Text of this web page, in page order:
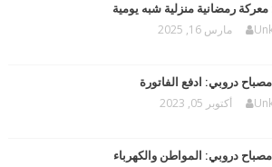
معركة رمضانية منزلية شبه يومية
مارس 16, 2025
مصباح دروبي: ادفع الفاتورة
أكتوبر 05, 2023
مصباح دروبي: المواطن والكهرباء